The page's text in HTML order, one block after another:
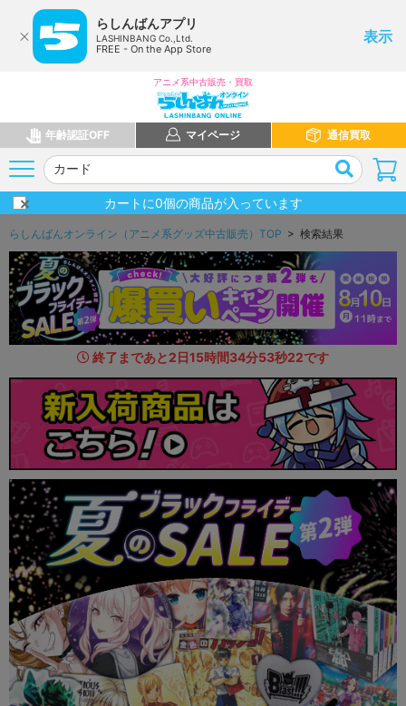
らしんばんアプリ
LASHINBANG Co.,Ltd.
FREE - On the App Store
表示
アニメ系中古販売・買取
年齢認証OFF マイページ 通信買取
カートに0個の商品が入っています
らしんばんオンライン（アニメ系グッズ中古販売）TOP > 検索結果
終了まであと2日15時間34分51秒83です